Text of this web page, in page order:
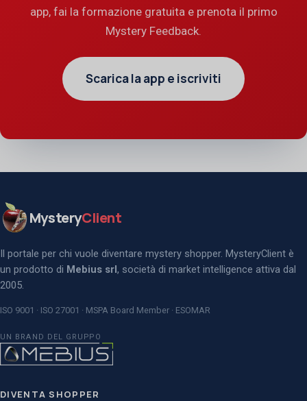
app, fai la formazione gratuita e prenota il primo
Mystery Feedback.
Scarica la app e iscriviti
MysteryClient
Il portale per chi vuole diventare mystery shopper. MysteryClient è
un prodotto di Mebius srl, società di market intelligence attiva dal
2005.
ISO 9001 · ISO 27001 · MSPA Board Member · ESOMAR
UN BRAND DEL GRUPPO
DIVENTA SHOPPER